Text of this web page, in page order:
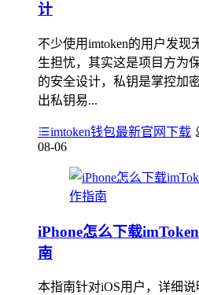
计
不少使用imtoken的用户发
生担忧，其实这是项目方为
的安全设计，私钥是掌控加
出私钥易...
imtoken钱包最新官网下载
08-06
iPhone怎么下载
南
本指南针对iOS用户，详细说